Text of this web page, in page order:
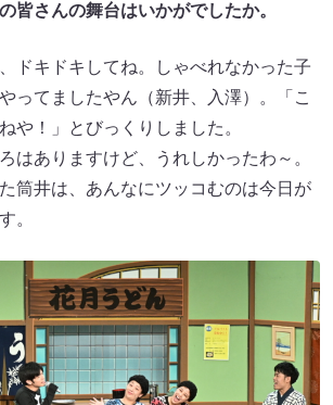
さんの舞台はいかがでしたか。
ドキドキしてね。しゃべれなかった子
ってましたやん（新井、入澤）。「こ
や！」とびっくりしました。
はありますけど、うれしかったわ～。
筒井は、あんなにツッコむのは今日が
。